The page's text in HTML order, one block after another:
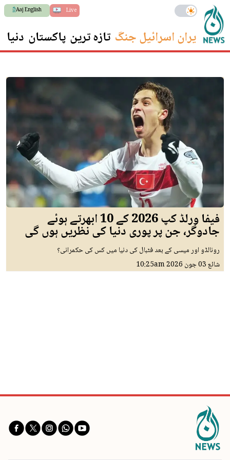
Live
Aaj English
ایران اسرائیل جنگ تازہ ترین پاکستان دنیا
فیفا ورلڈ کپ 2026 کے 10 ابھرتے ہوئے
جادوگر، جن پر پوری دنیا کی نظریں ہوں گی
رونالڈو اور میسی کے بعد فٹبال کی دنیا میں کس کی حکمرانی؟
شائع03 جون 2026 10:25am